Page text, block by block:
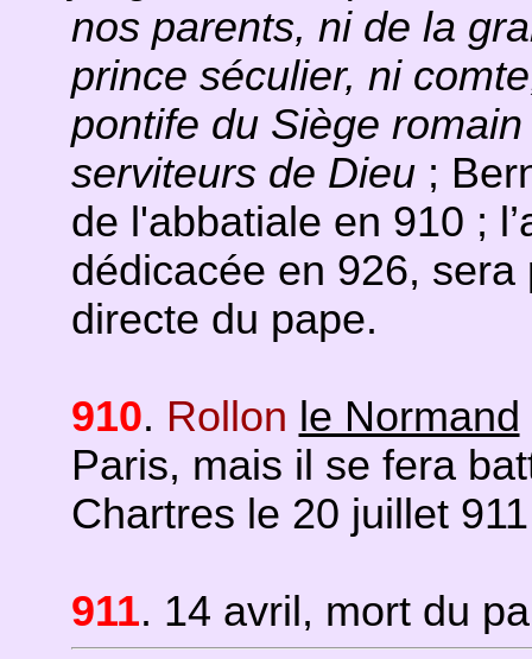
nos parents, ni de la
prince séculier, ni
pontife du Siège
serviteurs de Dieu;
de l'abbatiale en 910 ;
dédicacée en 926,
directe du pape.
910. Rollon le Normand
Paris, mais il se fera
Chartres le 20 juillet
911. 14 avril, mort du